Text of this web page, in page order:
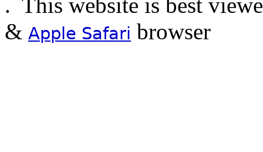
& Apple Safari browser